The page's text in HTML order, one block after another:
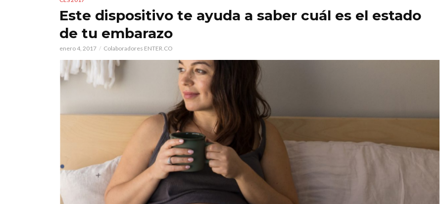
Este dispositivo te ayuda a saber cuál es el estado
de tu embarazo
enero 4, 2017 Colaboradores ENTER.CO